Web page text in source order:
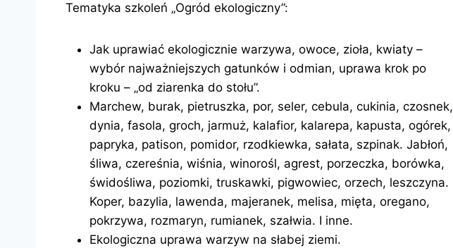
Tematyka szkoleń „Ogród ekologiczny”:
Jak uprawiać ekologicznie warzywa, owoce, zioła, kwiaty –
wybór najważniejszych gatunków i odmian, uprawa krok po
kroku – „od ziarenka do stołu”.
Marchew, burak, pietruszka, por, seler, cebula, cukinia, czosnek,
dynia, fasola, groch, jarmuż, kalafior, kalarepa, kapusta, ogórek,
papryka, patison, pomidor, rzodkiewka, sałata, szpinak. Jabłoń,
śliwa, czereśnia, wiśnia, winorośl, agrest, porzeczka, borówka,
świdośliwa, poziomki, truskawki, pigwowiec, orzech, leszczyna.
Koper, bazylia, lawenda, majeranek, melisa, mięta, oregano,
pokrzywa, rozmaryn, rumianek, szałwia. I inne.
Ekologiczna uprawa warzyw na słabej ziemi.